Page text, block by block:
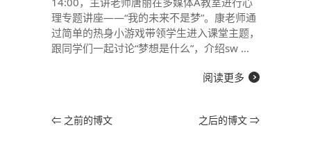
理专题讲座——“我的未来不是梦”。康老师通
过简单的热身小游戏带领学生进入课堂主题，
跟同学们一起讨论“梦想是什么”，介绍sw …
阅读更多
⇐ 之前的博文 之后的博文 ⇒